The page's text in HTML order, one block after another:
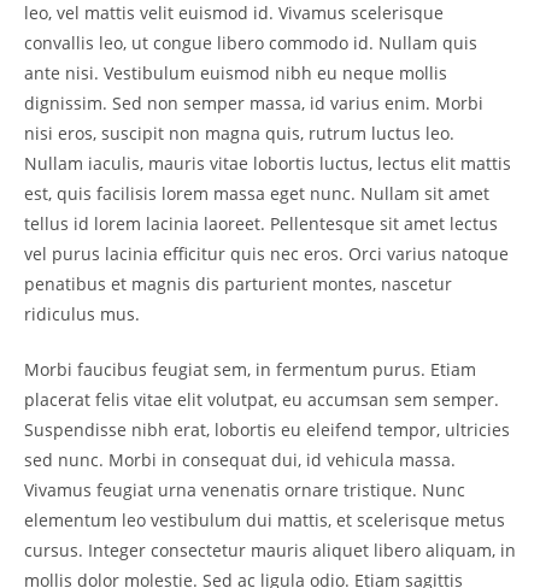
leo, vel mattis velit euismod id. Vivamus scelerisque
convallis leo, ut congue libero commodo id. Nullam quis
ante nisi. Vestibulum euismod nibh eu neque mollis
dignissim. Sed non semper massa, id varius enim. Morbi
nisi eros, suscipit non magna quis, rutrum luctus leo.
Nullam iaculis, mauris vitae lobortis luctus, lectus elit mattis
est, quis facilisis lorem massa eget nunc. Nullam sit amet
tellus id lorem lacinia laoreet. Pellentesque sit amet lectus
vel purus lacinia efficitur quis nec eros. Orci varius natoque
penatibus et magnis dis parturient montes, nascetur
ridiculus mus.
Morbi faucibus feugiat sem, in fermentum purus. Etiam
placerat felis vitae elit volutpat, eu accumsan sem semper.
Suspendisse nibh erat, lobortis eu eleifend tempor, ultricies
sed nunc. Morbi in consequat dui, id vehicula massa.
Vivamus feugiat urna venenatis ornare tristique. Nunc
elementum leo vestibulum dui mattis, et scelerisque metus
cursus. Integer consectetur mauris aliquet libero aliquam, in
mollis dolor molestie. Sed ac ligula odio. Etiam sagittis